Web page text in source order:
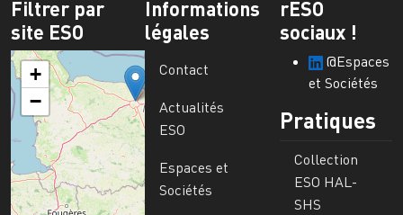
Filtrer par
site ESO
+
−
Informations
légales
Contact
Actualités
ESO
Espaces et
Sociétés
rESO
sociaux !
@Espaces
et Sociétés
Pratiques
Collection
ESO HAL-
SHS